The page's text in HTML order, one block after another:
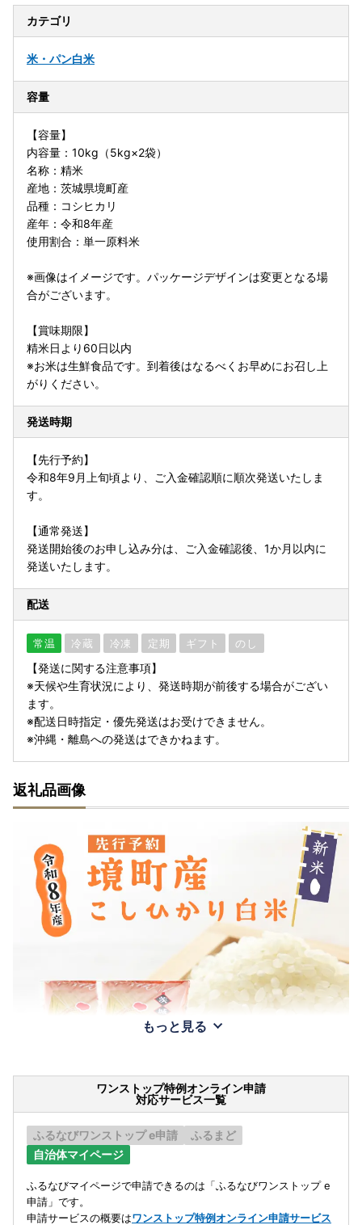
カテゴリ
米・パン白米
容量
【容量】
内容量：10kg（5kg×2袋）
名称：精米
産地：茨城県境町産
品種：コシヒカリ
産年：令和8年産
使用割合：単一原料米
※画像はイメージです。パッケージデザインは変更となる場
合がございます。
【賞味期限】
精米日より60日以内
※お米は生鮮食品です。到着後はなるべくお早めにお召し上
がりください。
発送時期
【先行予約】
令和8年9月上旬頃より、ご入金確認順に順次発送いたしま
す。
【通常発送】
発送開始後のお申し込み分は、ご入金確認後、1か月以内に
発送いたします。
配送
常温 冷蔵 冷凍 定期 ギフト のし
【発送に関する注意事項】
※天候や生育状況により、発送時期が前後する場合がござい
ます。
※配送日時指定・優先発送はお受けできません。
※沖縄・離島への発送はできかねます。
返礼品画像
もっと見る
ワンストップ特例オンライン申請
対応サービス一覧
ふるなびワンストップ e申請
ふるまど
自治体マイページ
ふるなびマイページで申請できるのは「ふるなびワンストップ e
申請」です。
申請サービスの概要はワンストップ特例オンライン申請サービス